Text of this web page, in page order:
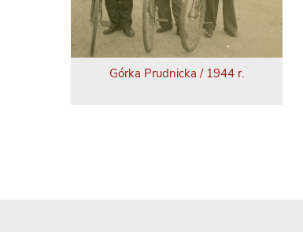
Górka Prudnicka / 1944 r.